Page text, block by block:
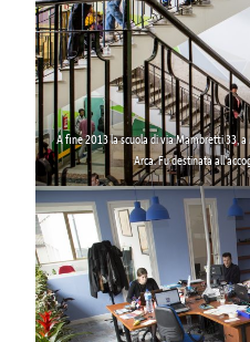
A fine 2013 la scuola divia Mambretti 33, a
Arca. Fu destinata